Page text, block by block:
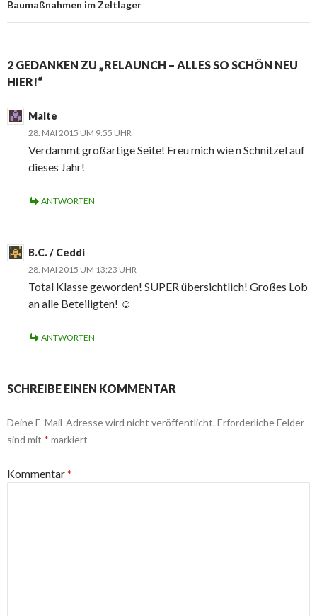
Baumaßnahmen im Zeltlager
2 GEDANKEN ZU „RELAUNCH – ALLES SO SCHÖN NEU
HIER!“
Malte
28. MAI 2015 UM 9:55 UHR
Verdammt großartige Seite! Freu mich wie n Schnitzel auf
dieses Jahr!
ANTWORTEN
B.C. / Ceddi
28. MAI 2015 UM 13:23 UHR
Total Klasse geworden! SUPER übersichtlich! Großes Lob
an alle Beteiligten! ☺
ANTWORTEN
SCHREIBE EINEN KOMMENTAR
Deine E-Mail-Adresse wird nicht veröffentlicht.Erforderliche Felder
sind mit * markiert
Kommentar*